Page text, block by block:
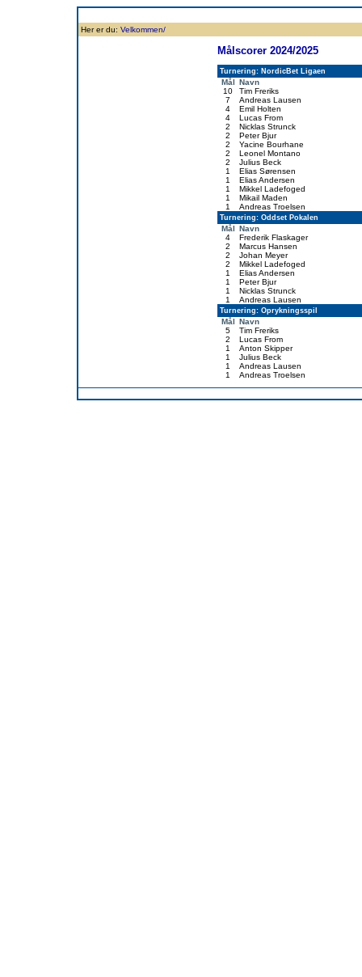
Her er du: Velkommen/
Målscorer 2024/2025
Turnering: NordicBet Ligaen
Mål Navn
10
Tim Freriks
7
Andreas Lausen
4
Emil Holten
4
Lucas From
2
Nicklas Strunck
2
Peter Bjur
2
Yacine Bourhane
2
Leonel Montano
2
Julius Beck
1
Elias Sørensen
1
Elias Andersen
1
Mikkel Ladefoged
1
Mikail Maden
1
Andreas Troelsen
Turnering: Oddset Pokalen
Mål Navn
4
Frederik Flaskager
2
Marcus Hansen
2
Johan Meyer
2
Mikkel Ladefoged
1
Elias Andersen
1
Peter Bjur
1
Nicklas Strunck
1
Andreas Lausen
Turnering: Oprykningsspil
Mål Navn
5
Tim Freriks
2
Lucas From
1
Anton Skipper
1
Julius Beck
1
Andreas Lausen
1
Andreas Troelsen